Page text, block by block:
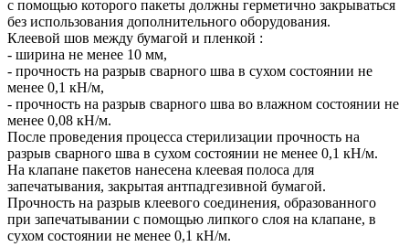
с помощью которого пакеты должны герметично закрываться
без использования дополнительного оборудования.
Клеевой шов между бумагой и пленкой :
- ширина не менее 10 мм,
- прочность на разрыв сварного шва в сухом состоянии не
менее 0,1 кН/м,
- прочность на разрыв сварного шва во влажном состоянии не
менее 0,08 кН/м.
После проведения процесса стерилизации прочность на
разрыв сварного шва в сухом состоянии не менее 0,1 кН/м.
На клапане пакетов нанесена клеевая полоса для
запечатывания, закрытая антпадгезивной бумагой.
Прочность на разрыв клеевого соединения, образованного
при запечатывании с помощью липкого слоя на клапане, в
сухом состоянии не менее 0,1 кН/м.